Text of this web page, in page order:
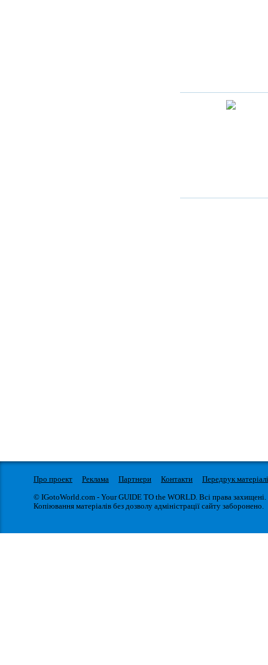
Про проект Реклама Партнери Контакти
Передрук
© IGotoWorld.com - Your GUIDE TO the WORLD. Всі права захищені.
Копіювання матеріалів без дозволу адміністрації сайту заборонено.